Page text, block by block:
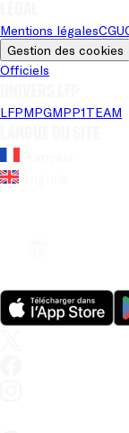
Mentions légalesCGU
Gestion des cookies
Officiels
LFPMPGMPP1TEAM